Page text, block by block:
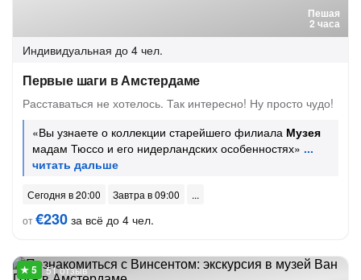
Пешая
2 часа
Индивидуальная до 4 чел.
Первые шаги в Амстердаме
Расставаться не хотелось. Так интересно! Ну просто чудо!
«Вы узнаете о коллекции старейшего филиала Музея
мадам Тюссо и его нидерландских особенностях»
Сегодня в 20:00
Завтра в 09:00
от€230 за всё до 4 чел.
51 отзыв